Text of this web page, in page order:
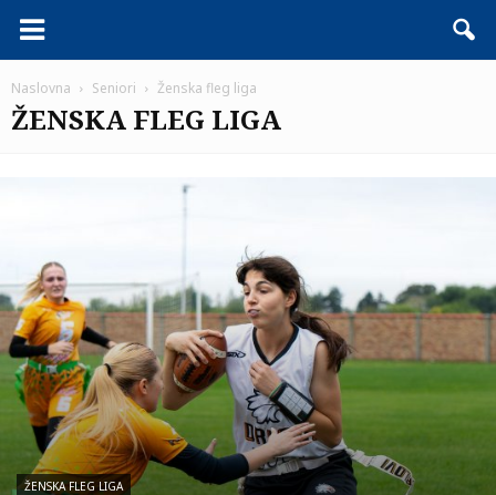
Naslovna Seniori Ženska fleg liga
ŽENSKA FLEG LIGA
ŽENSKA FLEG LIGA